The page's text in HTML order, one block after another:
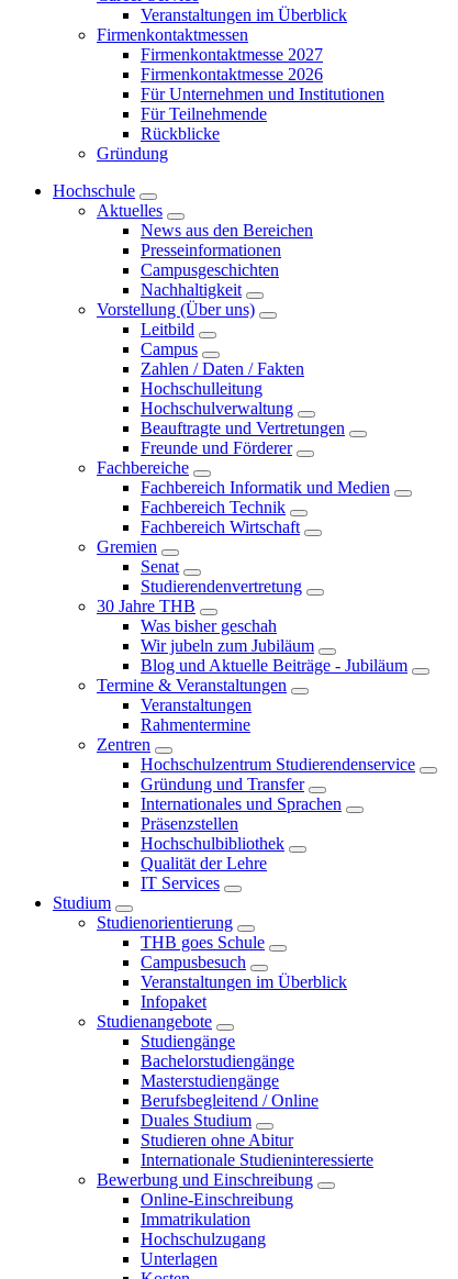
Veranstaltungen im Überblick
Firmenkontaktmessen
Firmenkontaktmesse 2027
Firmenkontaktmesse 2026
Für Unternehmen und Institutionen
Für Teilnehmende
Rückblicke
Gründung
Hochschule
Aktuelles
News aus den Bereichen
Presseinformationen
Campusgeschichten
Nachhaltigkeit
Vorstellung (Über uns)
Leitbild
Campus
Zahlen / Daten / Fakten
Hochschulleitung
Hochschulverwaltung
Beauftragte und Vertretungen
Freunde und Förderer
Fachbereiche
Fachbereich Informatik und Medien
Fachbereich Technik
Fachbereich Wirtschaft
Gremien
Senat
Studierendenvertretung
30 Jahre THB
Was bisher geschah
Wir jubeln zum Jubiläum
Blog und Aktuelle Beiträge - Jubiläum
Termine & Veranstaltungen
Veranstaltungen
Rahmentermine
Zentren
Hochschulzentrum Studierendenservice
Gründung und Transfer
Internationales und Sprachen
Präsenzstellen
Hochschulbibliothek
Qualität der Lehre
IT Services
Studium
Studienorientierung
THB goes Schule
Campusbesuch
Veranstaltungen im Überblick
Infopaket
Studienangebote
Studiengänge
Bachelorstudiengänge
Masterstudiengänge
Berufsbegleitend / Online
Duales Studium
Studieren ohne Abitur
Internationale Studieninteressierte
Bewerbung und Einschreibung
Online-Einschreibung
Immatrikulation
Hochschulzugang
Unterlagen